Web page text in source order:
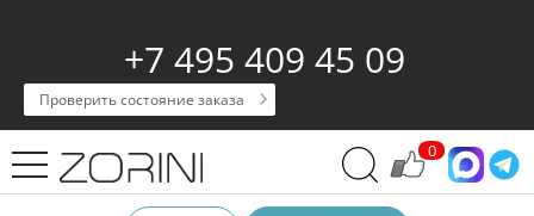
+7 495 409 45 09
Проверить состояние заказа
0